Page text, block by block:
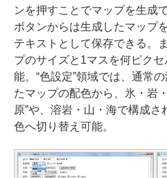
ンを押すことでマップを生成
ボタンからは生成したマップ
テキストとして保存できる。
プのサイズと1マスを何ピク
能。“色設定”領域では、通常
たマップの配色から、氷・岩
原”や、溶岩・山・海で構成さ
色へ切り替え可能。